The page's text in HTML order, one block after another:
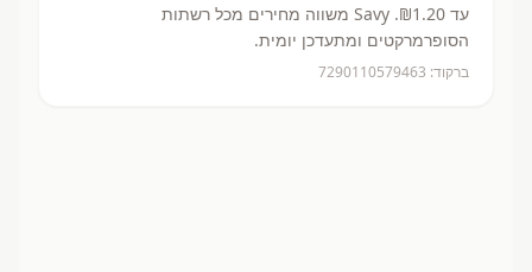
עד ₪1.20.
Savy משווה מחירים מכל רשתות
הסופרמרקטים ומתעדכן יומית.
ברקוד: 7290110579463